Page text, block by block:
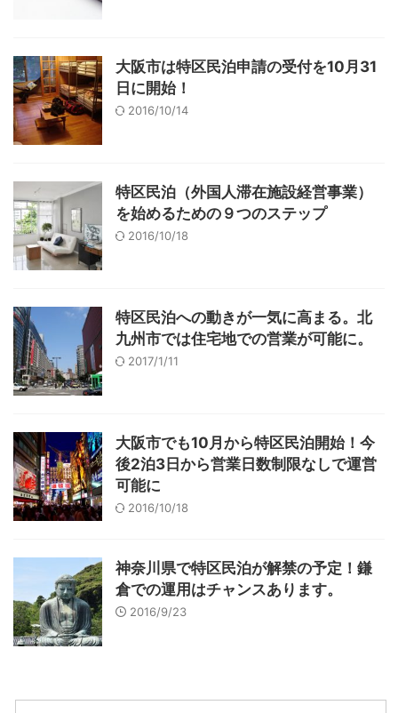
大阪市は特区民泊申請の受付を10月31
日に開始！
2016/10/14
特区民泊（外国人滞在施設経営事業）
を始めるための９つのステップ
2016/10/18
特区民泊への動きが一気に高まる。北
九州市では住宅地での営業が可能に。
2017/1/11
大阪市でも10月から特区民泊開始！今
後2泊3日から営業日数制限なしで運営
可能に
2016/10/18
神奈川県で特区民泊が解禁の予定！鎌
倉での運用はチャンスあります。
2016/9/23